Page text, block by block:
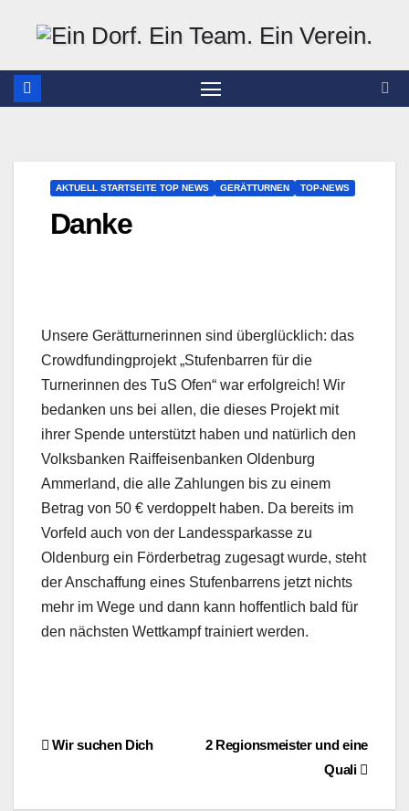
springen
AKTUELL STARTSEITE TOP NEWS GERÄTTURNEN TOP-NEWS
Danke
Unsere Gerätturnerinnen sind überglücklich: das
Crowdfundingprojekt „Stufenbarren für die
Turnerinnen des TuS Ofen“ war erfolgreich! Wir
bedanken uns bei allen, die dieses Projekt mit
ihrer Spende unterstützt haben und natürlich den
Volksbanken Raiffeisenbanken Oldenburg
Ammerland, die alle Zahlungen bis zu einem
Betrag von 50 € verdoppelt haben. Da bereits im
Vorfeld auch von der Landessparkasse zu
Oldenburg ein Förderbetrag zugesagt wurde, steht
der Anschaffung eines Stufenbarrens jetzt nichts
mehr im Wege und dann kann hoffentlich bald für
den nächsten Wettkampf trainiert werden.
Beitragsnavigation2 Regionsmeister und eine
Quali
Wir suchen Dich